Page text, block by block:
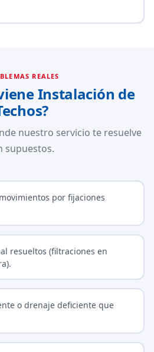
REALES
Instalación de
nuestro servicio te resuelve
supuestos.
por fijaciones
resueltos (filtraciones en
o drenaje deficiente que